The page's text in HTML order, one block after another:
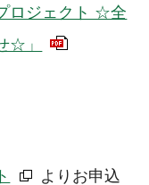
ロジェクト ☆全
☆」
よりお申込